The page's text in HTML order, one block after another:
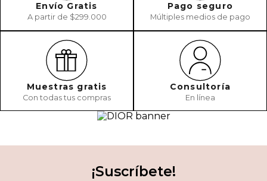
Envío Gratis
A partir de $299.000
Pago seguro
Múltiples medios de pago
Muestras gratis
Con todas tus compras
Consultoría
En línea
¡Suscríbete!